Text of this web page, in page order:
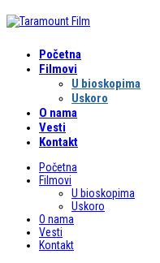
Početna
Filmovi
U bioskopima
Uskoro
O nama
Vesti
Kontakt
Početna
Filmovi
U bioskopima
Uskoro
O nama
Vesti
Kontakt